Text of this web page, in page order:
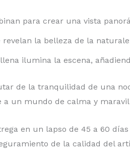
para crear una vista
la belleza de la
ilumina la escena,
de la tranquilidad de una
un mundo de calma y
en un lapso de 45 a 60
de la calidad del